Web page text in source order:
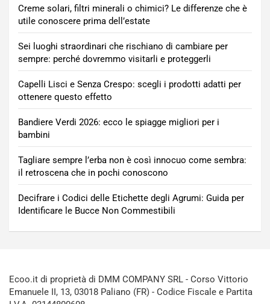
Creme solari, filtri minerali o chimici? Le differenze che è
utile conoscere prima dell’estate
Sei luoghi straordinari che rischiano di cambiare per
sempre: perché dovremmo visitarli e proteggerli
Capelli Lisci e Senza Crespo: scegli i prodotti adatti per
ottenere questo effetto
Bandiere Verdi 2026: ecco le spiagge migliori per i
bambini
Tagliare sempre l’erba non è così innocuo come sembra:
il retroscena che in pochi conoscono
Decifrare i Codici delle Etichette degli Agrumi: Guida per
Identificare le Bucce Non Commestibili
Ecoo.it di proprietà di DMM COMPANY SRL - Corso Vittorio
Emanuele II, 13, 03018 Paliano (FR) - Codice Fiscale e Partita